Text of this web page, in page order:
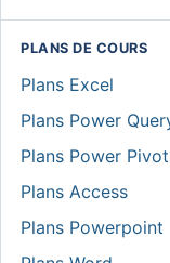
PLANS DE COURS
Plans Excel
Plans Power
Plans Power Pivot
Plans Access
Plans Powerpoint